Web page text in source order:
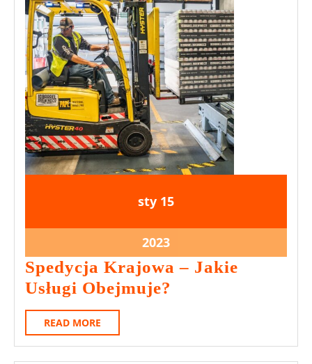
sty15
2023
1515
202315
stycznia
Spedycja Krajowa – Jakie
Usługi Obejmuje?
Jakie
READ MORE
MORE